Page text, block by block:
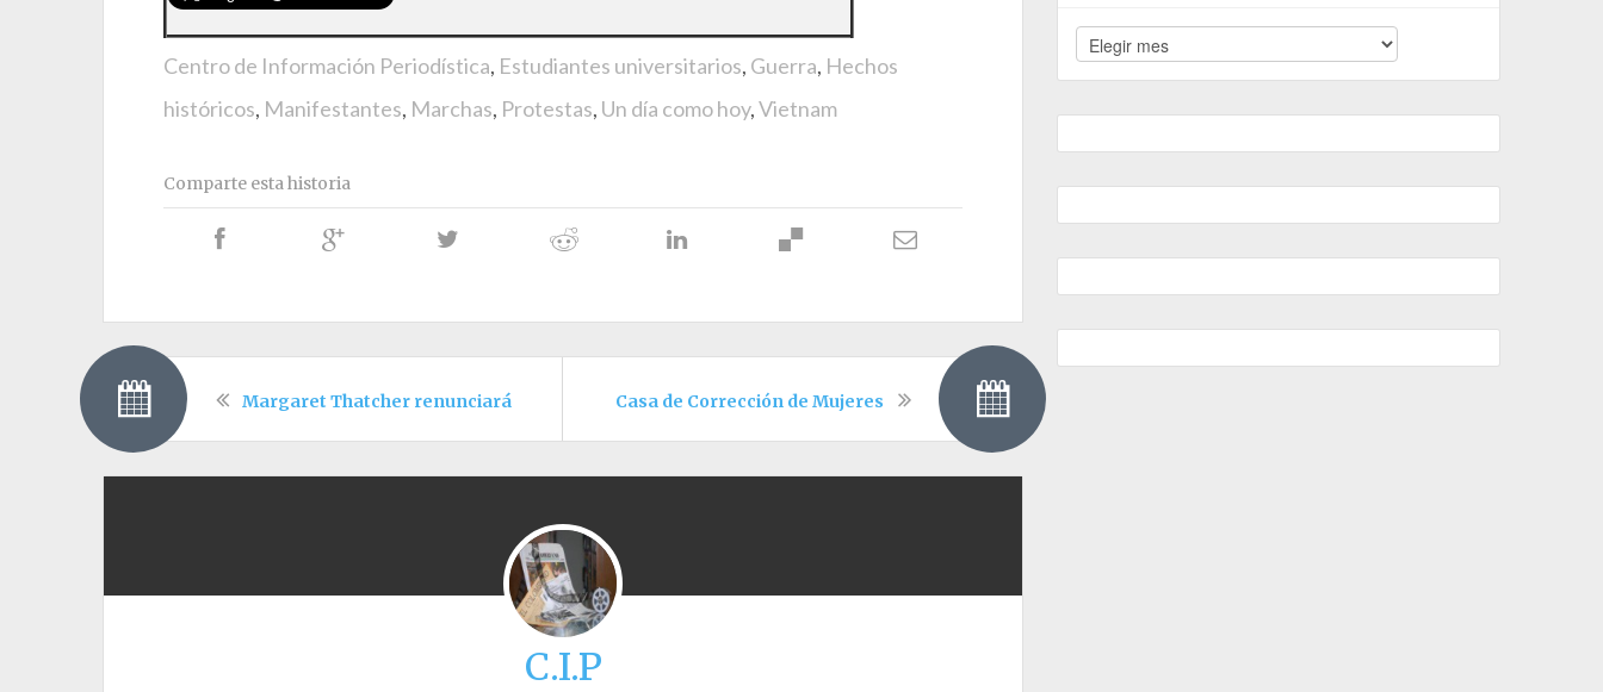
Centro de Información Periodística, Estudiantes universitarios, Guerra, Hechos
históricos, Manifestantes, Marchas, Protestas, Un día como hoy,Vietnam
Comparte esta historia
Margaret Thatcher renunciará Casa de Corrección de Mujeres
C.I.P